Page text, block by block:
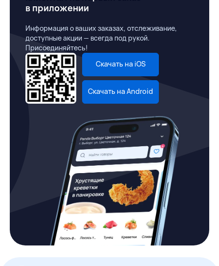
в приложении
Информация о ваших заказах, отслеживание,
доступные акции — всегда под рукой.
Присоединяйтесь!
Скачать на iOS
Скачать на Android